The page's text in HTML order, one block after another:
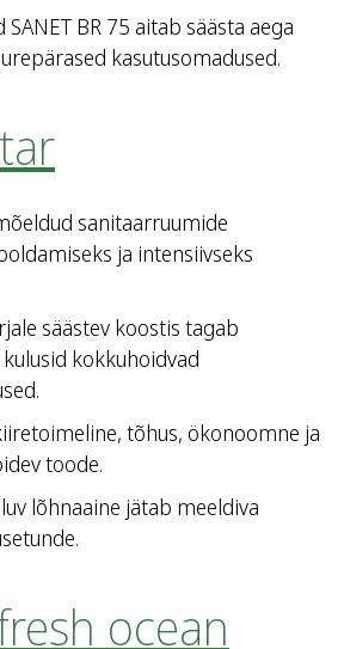
SANET BR 75 aitab säästa aega
kasutusomadused.
sanitaarruumide
ja intensiivseks
säästev koostis tagab
kokkuhoidvad
tõhus, ökonoomne ja
toode.
lõhnaaine jätab meeldiva
ocean